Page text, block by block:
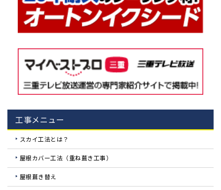
工事メニュー
スカイ工法とは？
屋根カバー工法（重ね葺き工事）
屋根葺き替え